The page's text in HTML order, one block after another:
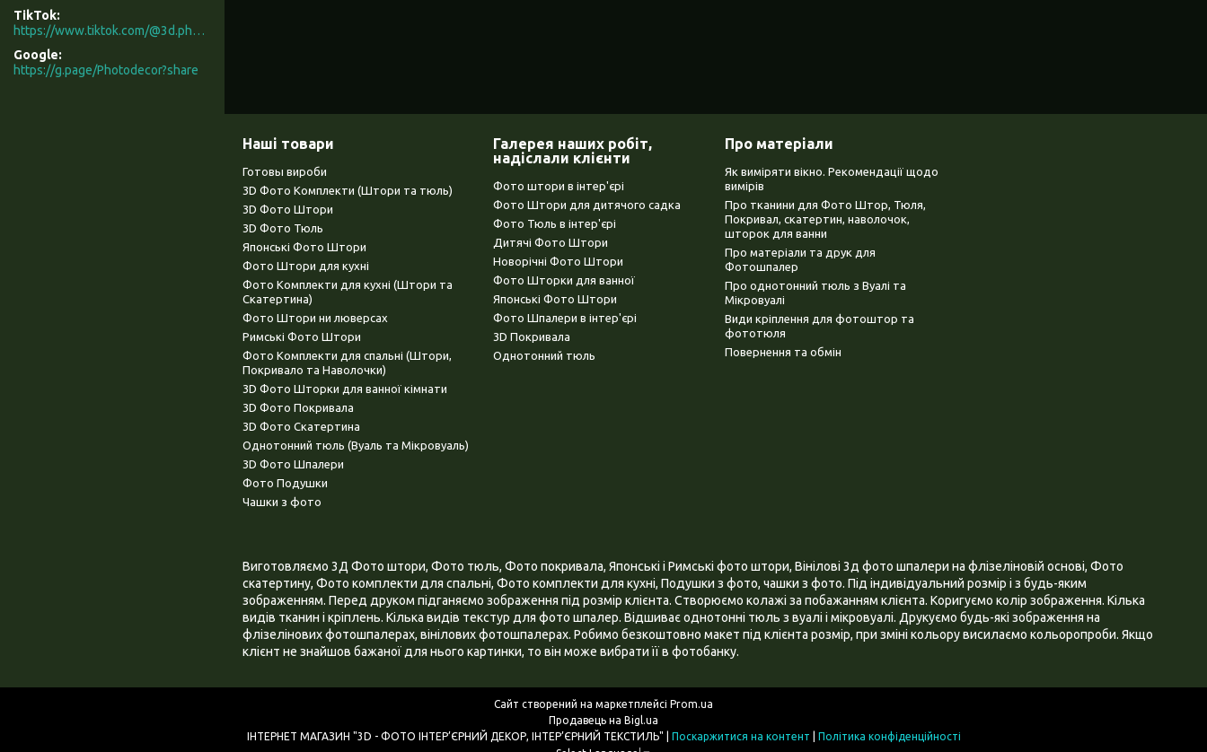
TikTok
https://www.tiktok.com/@3d.photodecor?is_from_webapp=1&sender_device=pc
Google
https://g.page/Photodecor?share
Наші товари
Готовы вироби
3D Фото Комплекти (Штори та тюль)
3D Фото Штори
3D Фото Тюль
Японські Фото Штори
Фото Штори для кухні
Фото Комплекти для кухні (Штори та
Скатертина)
Фото Штори ни люверсах
Римські Фото Штори
Фото Комплекти для спальні (Штори,
Покривало та Наволочки)
3D Фото Шторки для ванної кімнати
3D Фото Покривала
3D Фото Скатертина
Однотонний тюль (Вуаль та Мікровуаль)
3D Фото Шпалери
Фото Подушки
Чашки з фото
Галерея наших робіт,
надіслали клієнти
Фото штори в інтер'єрі
Фото Штори для дитячого садка
Фото Тюль в інтер'єрі
Дитячі Фото Штори
Новорічні Фото Штори
Фото Шторки для ванної
Японські Фото Штори
Фото Шпалери в інтер'єрі
3D Покривала
Однотонний тюль
Про матеріали
Як виміряти вікно. Рекомендації щодо
вимірів
Про тканини для Фото Штор, Тюля,
Покривал, скатертин, наволочок,
шторок для ванни
Про матеріали та друк для
Фотошпалер
Про однотонний тюль з Вуалі та
Мікровуалі
Види кріплення для фотоштор та
фототюля
Повернення та обмін
Виготовляємо 3Д Фото штори, Фото тюль, Фото покривала, Японські і Римські фото штори, Вінілові 3д фото шпалери на флізеліновій основі, Фото
скатертину, Фото комплекти для спальні, Фото комплекти для кухні, Подушки з фото, чашки з фото. Під індивідуальний розмір і з будь-яким
зображенням. Перед друком підганяємо зображення під розмір клієнта. Створюємо колажі за побажанням клієнта. Коригуємо колір зображення. Кілька
видів тканин і кріплень. Кілька видів текстур для фото шпалер. Відшиває однотонні тюль з вуалі і мікровуалі. Друкуємо будь-які зображення на
флізелінових фотошпалерах, вінілових фотошпалерах. Робимо безкоштовно макет під клієнта розмір, при зміні кольору висилаємо кольоропроби. Якщо
клієнт не знайшов бажаної для нього картинки, то він може вибрати її в фотобанку.
Сайт створений на маркетплейсі Prom.ua
Продавець на Bigl.ua
Поскаржитися на контент
Політика конфіденційності